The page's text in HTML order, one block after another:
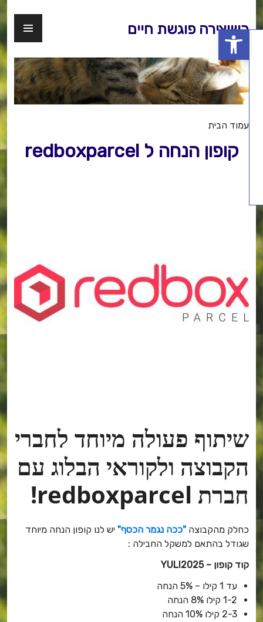
כשיצירה פוגשת חיים
תפריט
ראשי
עמוד הבית
קופון הנחה ל redboxparcel
שיתוף פעולה מיוחד לחברי
הקבוצה ולקוראי הבלוג עם
חברת redboxparcel!
כחלק מהקבוצה"ככה נגמר הכסף"יש לנו קופון הנחה מיוחד
שגודל בהתאם למשקל החבילה :
קוד קופון – YULI2025
עד 1 קילו – 5% הנחה
1-2 קילו 8% הנחה
2-3 קילו 10% הנחה
פתח סרגל נגישות